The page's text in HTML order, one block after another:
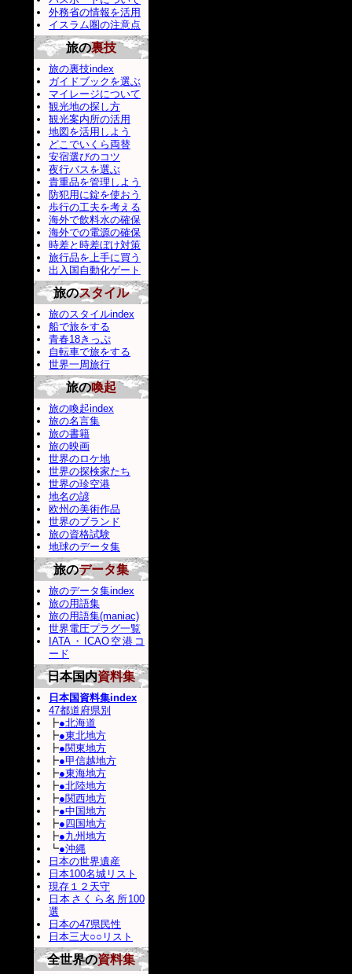
外務省の情報を活用
イスラム圏の注意点
旅の裏技
旅の裏技index
ガイドブックを選ぶ
マイレージについて
観光地の探し方
観光案内所の活用
地図を活用しよう
どこでいくら両替
安宿選びのコツ
夜行バスを選ぶ
貴重品を管理しよう
防犯用に錠を使おう
歩行の工夫を考える
海外で飲料水の確保
海外での電源の確保
時差と時差ぼけ対策
旅行品を上手に買う
出入国自動化ゲート
旅のスタイル
旅のスタイルindex
船で旅をする
青春18きっぷ
自転車で旅をする
世界一周旅行
旅の喚起
旅の喚起index
旅の名言集
旅の書籍
旅の映画
世界のロケ地
世界の探検家たち
世界の珍空港
地名の諺
欧州の美術作品
世界のブランド
旅の資格試験
地球のデータ集
旅のデータ集
旅のデータ集index
旅の用語集
旅の用語集(maniac)
世界電圧プラグ一覧
IATA・ICAO空港コ
ード
日本国内資料集
日本国資料集index
47都道府県別
┣●北海道
┣●東北地方
┣●関東地方
┣●甲信越地方
┣●東海地方
┣●北陸地方
┣●関西地方
┣●中国地方
┣●四国地方
┣●九州地方
┗●沖縄
日本の世界遺産
日本100名城リスト
現存１２天守
日本さくら名所100
選
日本の47県民性
日本三大○○リスト
全世界の資料集